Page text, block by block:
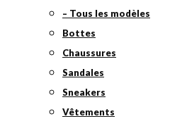
– Tous les modèles
Bottes
Chaussures
Sandales
Sneakers
Vêtements